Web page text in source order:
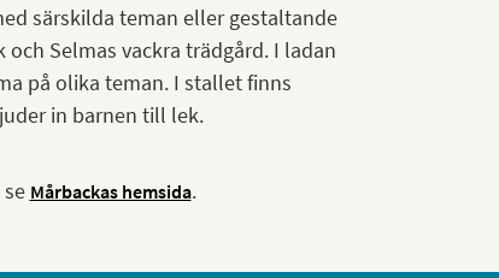
särskilda teman eller gestaltande
Selmas vackra trädgård. I ladan
på olika teman. I stallet finns
in barnen till lek.
Mårbackas hemsida.